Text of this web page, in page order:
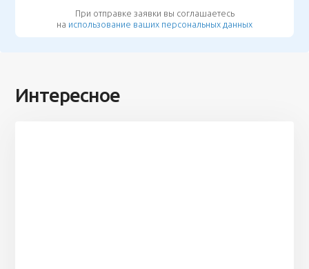
При отправке заявки вы соглашаетесь
на использование ваших персональных данных
Интересное